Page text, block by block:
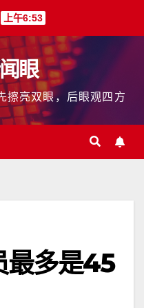
上午6:53
眼
擦亮双眼，后眼观四方
最多是45